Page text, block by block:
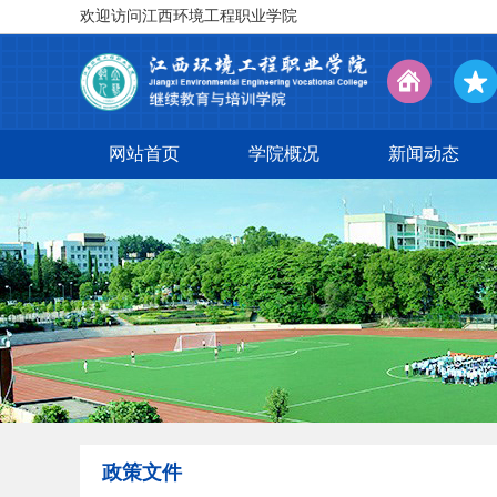
欢迎访问江西环境工程职业学院
首页
收藏
网站首页 学院概况 新闻动态
政策文件